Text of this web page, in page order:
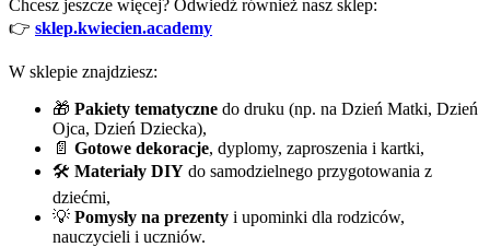
Chcesz jeszcze więcej? Odwiedź również nasz sklep:
👉 sklep.kwiecien.academy
W sklepie znajdziesz:
🎁 Pakiety tematyczne do druku (np. na Dzień Matki, Dzień
Ojca, Dzień Dziecka),
📄 Gotowe dekoracje, dyplomy, zaproszenia i kartki,
🛠️ Materiały DIY do samodzielnego przygotowania z
dziećmi,
💡 Pomysły na prezenty i upominki dla rodziców,
nauczycieli i uczniów.